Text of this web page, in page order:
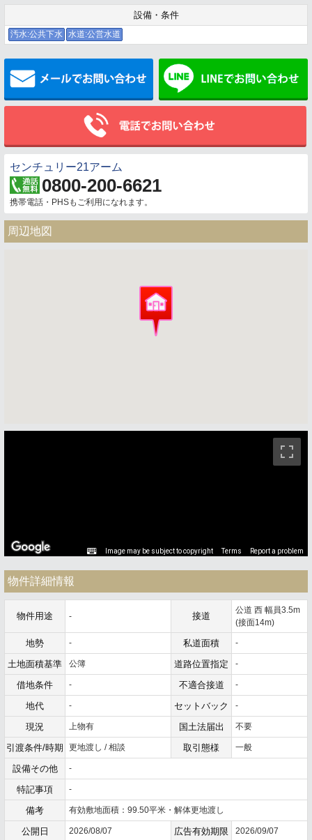
設備・条件
汚水:公共下水 水道:公営水道
メールでお問い合わせ
センチュリー21アーム
0800-200-6621
携帯電話・PHSもご利用になれます。
周辺地図
Image may be subject to copyright Terms Report a problem
物件詳細情報
物件用途 - 接道
公道 西 幅員3.5m
(接面14m)
地勢 - 私道面積 -
土地面積基準 公簿 道路位置指定 -
借地条件 - 不適合接道 -
地代 - セットバック -
現況 上物有 国土法届出 不要
引渡条件/時期 更地渡し / 相談 取引態様 一般
設備その他 -
特記事項 -
備考 有効敷地面積：99.50平米・解体更地渡し
公開日 2026/08/07 広告有効期限 2026/09/07